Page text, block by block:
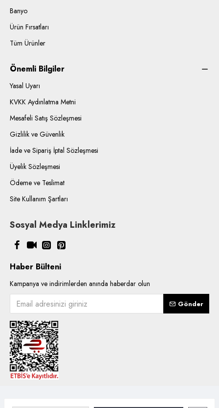
Banyo
Ürün Fırsatları
Tüm Ürünler
Önemli Bilgiler
Yasal Uyarı
KVKK Aydınlatma Metni
Mesafeli Satış Sözleşmesi
Gizlilik ve Güvenlik
İade ve Sipariş İptal Sözleşmesi
Üyelik Sözleşmesi
Ödeme ve Teslimat
Site Kullanım Şartları
Sosyal Medya Linklerimiz
Haber Bülteni
Kampanya ve indirimlerden anında haberdar olun
Gönder